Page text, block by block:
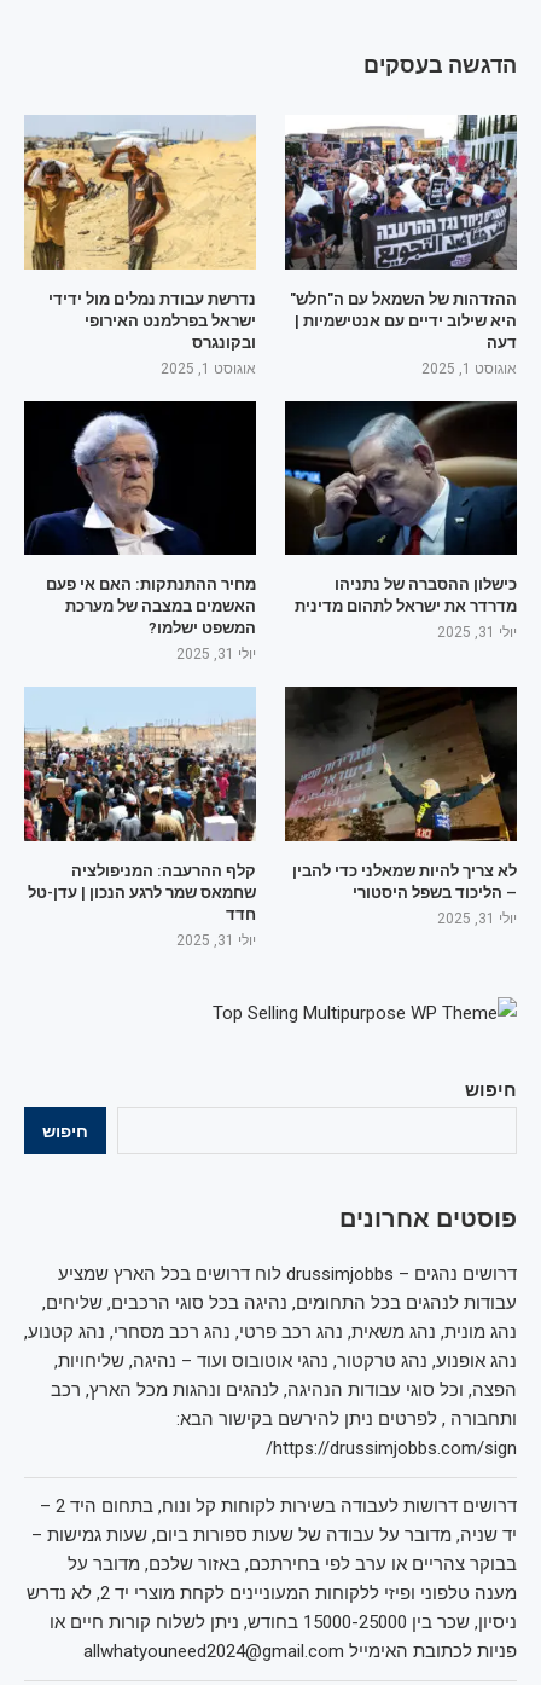
חיפוש
חיפוש
פוסטים אחרונים
דרושים נהגים – drussimjobbs לוח דרושים בכל הארץ שמציע
עבודות לנהגים בכל התחומים, נהיגה בכל סוגי הרכבים, שליחים,
נהג מונית, נהג משאית, נהג רכב פרטי, נהג רכב מסחרי, נהג קטנוע,
נהג אופנוע, נהג טרקטור, נהגי אוטובוס ועוד – נהיגה, שליחויות,
הפצה, וכל סוגי עבודות הנהיגה, לנהגים ונהגות מכל הארץ, רכב
ותחבורה , לפרטים ניתן להירשם בקישור הבא:
https://drussimjobbs.com/sign/
דרושים דרושות לעבודה בשירות לקוחות קל ונוח, בתחום היד 2 –
יד שניה, מדובר על עבודה של שעות ספורות ביום, שעות גמישות –
בבוקר צהריים או ערב לפי בחירתכם, באזור שלכם, מדובר על
מענה טלפוני ופיזי ללקוחות המעוניינים לקחת מוצרי יד 2, לא נדרש
ניסיון, שכר בין 15000-25000 בחודש, ניתן לשלוח קורות חיים או
פניות לכתובת האימייל allwhatyouneed2024@gmail.com
הדגשה בעסקים
ההזדהות של השמאל עם ה"חלש"
היא שילוב ידיים עם אנטישמיות |
דעה
אוגוסט 1, 2025
נדרשת עבודת נמלים מול ידידי
ישראל בפרלמנט האירופי
ובקונגרס
אוגוסט 1, 2025
כישלון ההסברה של נתניהו
מדרדר את ישראל לתהום מדינית
יולי 31, 2025
מחיר ההתנתקות: האם אי פעם
האשמים במצבה של מערכת
המשפט ישלמו?
יולי 31, 2025
לא צריך להיות שמאלני כדי להבין
– הליכוד בשפל היסטורי
יולי 31, 2025
קלף ההרעבה: המניפולציה
שחמאס שמר לרגע הנכון | עדן-טל
חדד
יולי 31, 2025